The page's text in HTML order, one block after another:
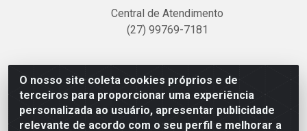
O nosso site coleta cookies próprios e de
terceiros para proporcionar uma experiência
personalizada ao usuário, apresentar publicidade
relevante de acordo com o seu perfil e melhorar a
Central de Atendimento
(27) 99769-7181
Linhavix Distribuidora LTDA - Avenida Alegre, 2521 -
Quadra314 Lote 05 e 07 - Shell, Linhares/ES - CEP
29.901-605 - CNPJ 20.857.514/0001-75